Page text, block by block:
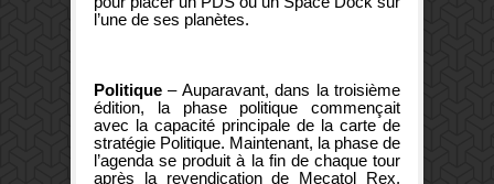
l’une de ses planètes.
Politique – Auparavant, dans la troisième
édition, la phase politique commençait
avec la capacité principale de la carte de
stratégie Politique. Maintenant, la phase de
l’agenda se produit à la fin de chaque tour
après la revendication de Mecatol Rex.